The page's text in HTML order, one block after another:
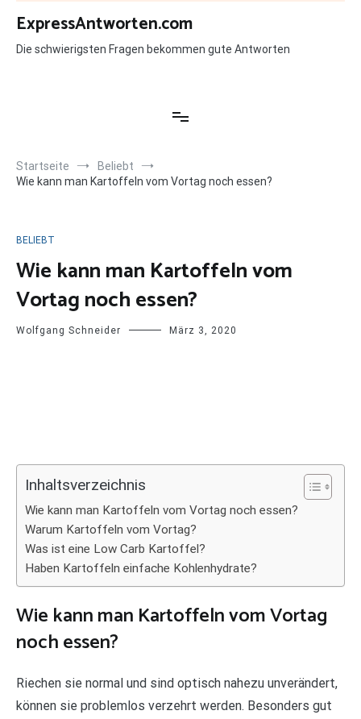
Zum
Inhalt
springen
ExpressAntworten.com
Die schwierigsten Fragen bekommen gute Antworten
Startseite
Beliebt
Wie kann man Kartoffeln vom Vortag noch essen?
BELIEBT
Wie kann man Kartoffeln vom
Vortag noch essen?
Wolfgang Schneider März 3, 2020
Inhaltsverzeichnis
Wie kann man Kartoffeln vom Vortag noch essen?
Warum Kartoffeln vom Vortag?
Was ist eine Low Carb Kartoffel?
Haben Kartoffeln einfache Kohlenhydrate?
Wie kann man Kartoffeln vom Vortag
noch essen?
Riechen sie normal und sind optisch nahezu unverändert,
können sie problemlos verzehrt werden. Besonders gut